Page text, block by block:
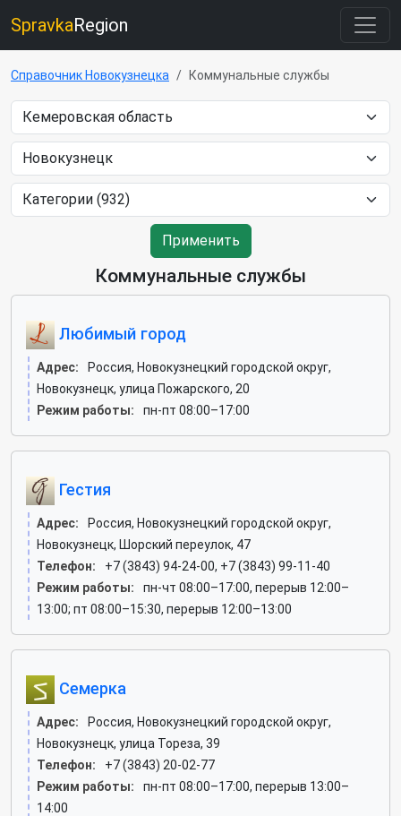
SpravkaRegion
Справочник Новокузнецка Коммунальные службы
Применить
Коммунальные службы
Любимый город
Адрес:
Россия, Новокузнецкий городской округ,
Новокузнецк, улица Пожарского, 20
Режим работы:
пн-пт 08:00–17:00
Гестия
Адрес:
Россия, Новокузнецкий городской округ,
Новокузнецк, Шорский переулок, 47
Телефон:
+7 (3843) 94-24-00, +7 (3843) 99-11-40
Режим работы:
пн-чт 08:00–17:00, перерыв 12:00–
13:00; пт 08:00–15:30, перерыв 12:00–13:00
Семерка
Адрес:
Россия, Новокузнецкий городской округ,
Новокузнецк, улица Тореза, 39
Телефон:
+7 (3843) 20-02-77
Режим работы:
пн-пт 08:00–17:00, перерыв 13:00–
14:00